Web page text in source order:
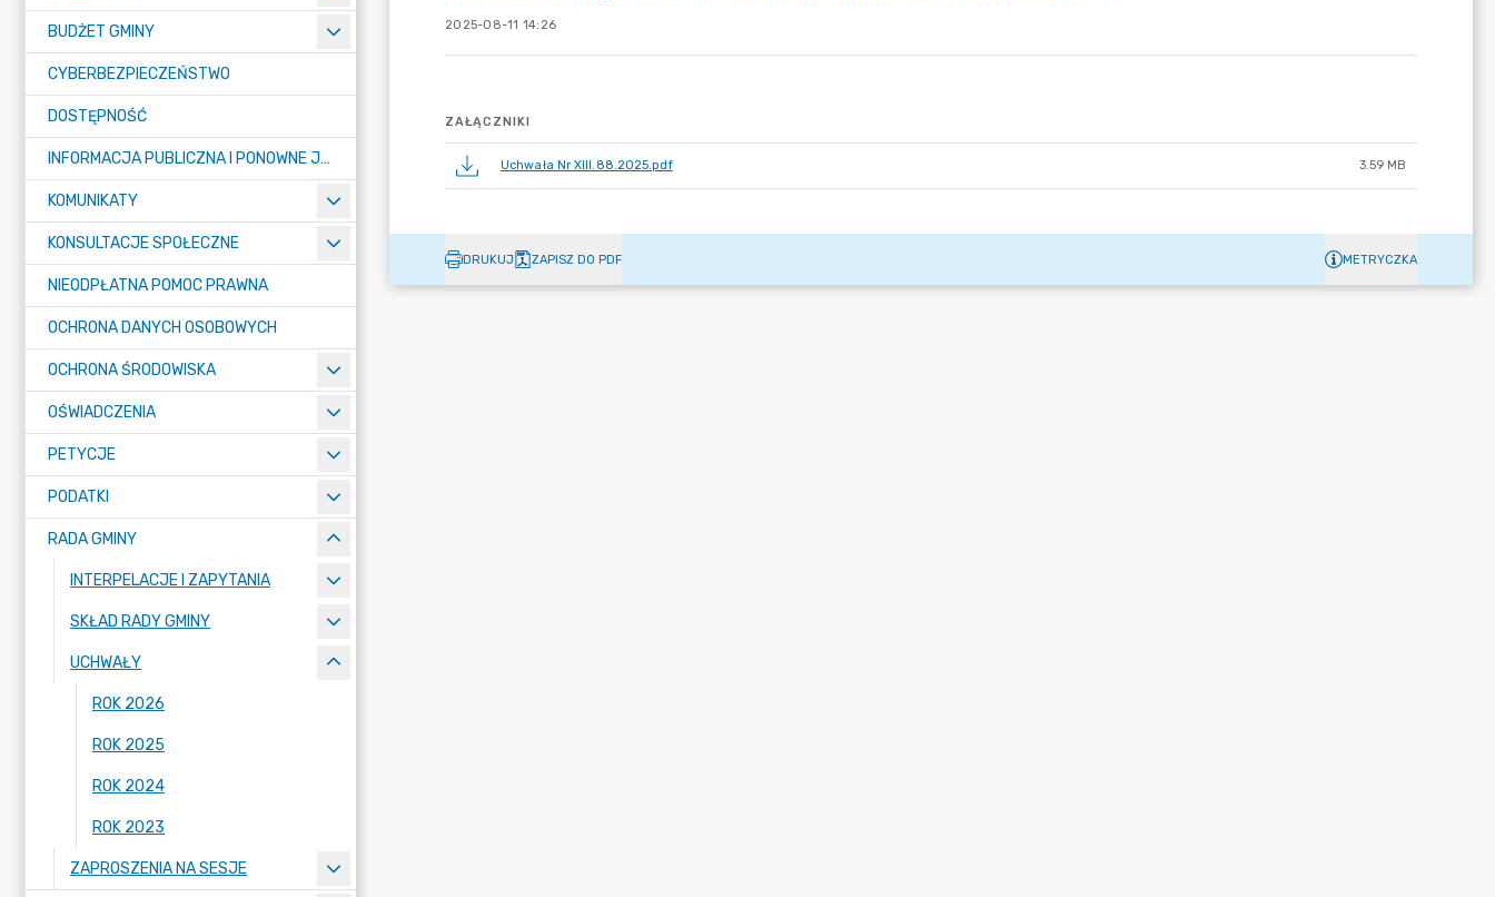
BUDŻET GMINY
CYBERBEZPIECZEŃSTWO
DOSTĘPNOŚĆ
INFORMACJA PUBLICZNA I PONOWNE JEJ WYKORZYSTYWANIE
KOMUNIKATY
KONSULTACJE SPOŁECZNE
NIEODPŁATNA POMOC PRAWNA
OCHRONA DANYCH OSOBOWYCH
OCHRONA ŚRODOWISKA
OŚWIADCZENIA
PETYCJE
PODATKI
RADA GMINY
INTERPELACJE I ZAPYTANIA
SKŁAD RADY GMINY
UCHWAŁY
ROK 2026
ROK 2025
ROK 2024
ROK 2023
ZAPROSZENIA NA SESJE
2025-08-11 14:26
ZAŁĄCZNIKI
Uchwała Nr XIII.88.2025.pdf 3.59 MB
DRUKUJ ZAPISZ DO PDF METRYCZKA